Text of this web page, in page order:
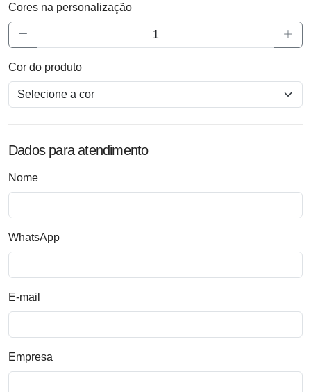
Cores na personalização
Cor do produto
Dados para atendimento
Nome
WhatsApp
E-mail
Empresa